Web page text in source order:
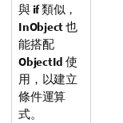
與if類似，
InObject也
能搭配
ObjectId 使
用，以建立
條件運算
式。